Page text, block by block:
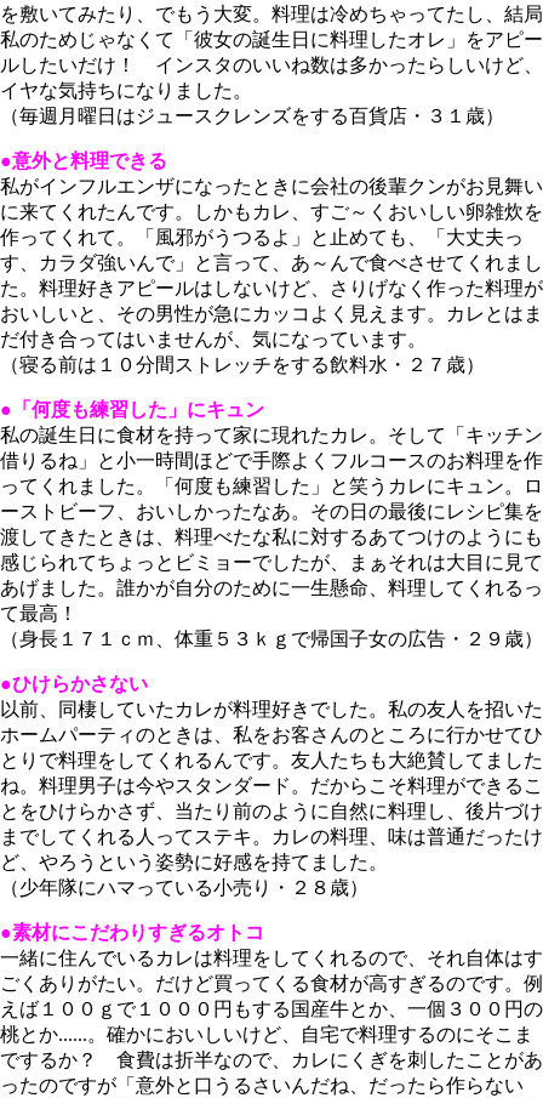
を敷いてみたり、でもう大変。料理は冷めちゃってたし、結局
私のためじゃなくて「彼女の誕生日に料理したオレ」をアピー
ルしたいだけ！ インスタのいいね数は多かったらしいけど、
イヤな気持ちになりました。
（毎週月曜日はジュースクレンズをする百貨店・３１歳）
●意外と料理できる
私がインフルエンザになったときに会社の後輩クンがお見舞い
に来てくれたんです。しかもカレ、すご～くおいしい卵雑炊を
作ってくれて。「風邪がうつるよ」と止めても、「大丈夫っ
す、カラダ強いんで」と言って、あ～んで食べさせてくれまし
た。料理好きアピールはしないけど、さりげなく作った料理が
おいしいと、その男性が急にカッコよく見えます。カレとはま
だ付き合ってはいませんが、気になっています。
（寝る前は１０分間ストレッチをする飲料水・２７歳）
●「何度も練習した」にキュン
私の誕生日に食材を持って家に現れたカレ。そして「キッチン
借りるね」と小一時間ほどで手際よくフルコースのお料理を作
ってくれました。「何度も練習した」と笑うカレにキュン。ロ
ーストビーフ、おいしかったなあ。その日の最後にレシピ集を
渡してきたときは、料理べたな私に対するあてつけのようにも
感じられてちょっとビミョーでしたが、まぁそれは大目に見て
あげました。誰かが自分のために一生懸命、料理してくれるっ
て最高！
（身長１７１ｃｍ、体重５３ｋｇで帰国子女の広告・２９歳）
●ひけらかさない
以前、同棲していたカレが料理好きでした。私の友人を招いた
ホームパーティのときは、私をお客さんのところに行かせてひ
とりで料理をしてくれるんです。友人たちも大絶賛してました
ね。料理男子は今やスタンダード。だからこそ料理ができるこ
とをひけらかさず、当たり前のように自然に料理し、後片づけ
までしてくれる人ってステキ。カレの料理、味は普通だったけ
ど、やろうという姿勢に好感を持てました。
（少年隊にハマっている小売り・２８歳）
●素材にこだわりすぎるオトコ
一緒に住んでいるカレは料理をしてくれるので、それ自体はす
ごくありがたい。だけど買ってくる食材が高すぎるのです。例
えば１００ｇで１０００円もする国産牛とか、一個３００円の
桃とか......。確かにおいしいけど、自宅で料理するのにそこま
でするか？ 食費は折半なので、カレにくぎを刺したことがあ
ったのですが「意外と口うるさいんだね、だったら作らない